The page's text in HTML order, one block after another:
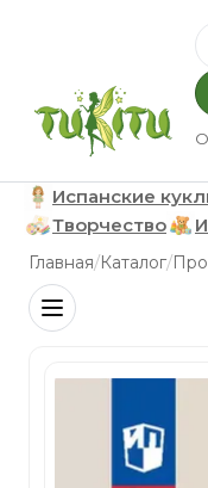
Испанские
Творчество
Главная/Каталог/